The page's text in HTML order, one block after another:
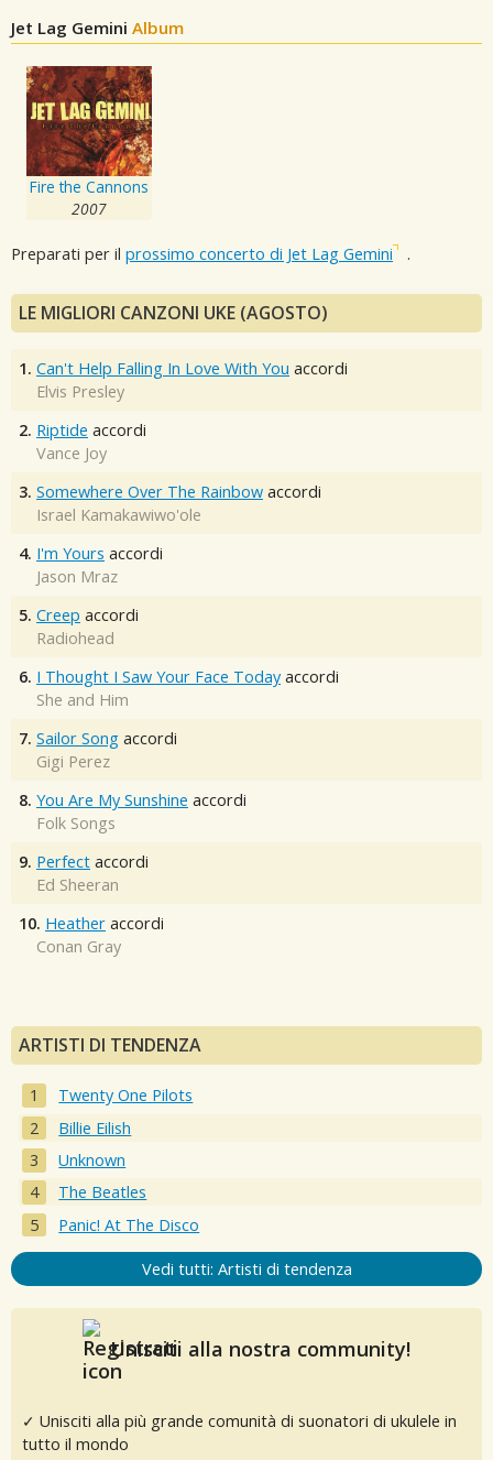
Jet Lag Gemini Album
Fire the Cannons
2007
Preparati per il prossimo concerto di Jet Lag Gemini .
LE MIGLIORI CANZONI UKE (AGOSTO)
1. Can't Help Falling In Love With You accordi
Elvis Presley
2. Riptide accordi
Vance Joy
3. Somewhere Over The Rainbow accordi
Israel Kamakawiwo'ole
4. I'm Yours accordi
Jason Mraz
5. Creep accordi
Radiohead
6. I Thought I Saw Your Face Today accordi
She and Him
7. Sailor Song accordi
Gigi Perez
8. You Are My Sunshine accordi
Folk Songs
9. Perfect accordi
Ed Sheeran
10. Heather accordi
Conan Gray
ARTISTI DI TENDENZA
Twenty One Pilots
Billie Eilish
Unknown
The Beatles
Panic! At The Disco
Vedi tutti: Artisti di tendenza
Unisciti alla nostra community!
✓ Unisciti alla più grande comunità di suonatori di ukulele in
tutto il mondo